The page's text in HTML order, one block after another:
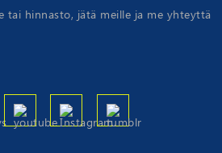
tai hinnasto, jätä meille ja me yhteyttä